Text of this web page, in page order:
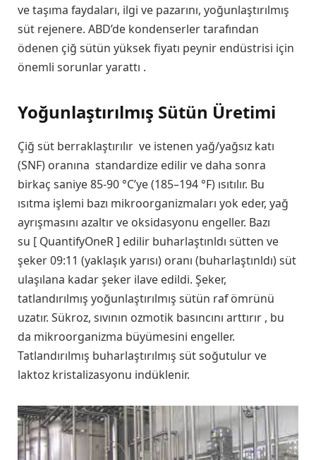
ve taşıma faydaları, ilgi ve pazarını, yoğunlaştırılmış
süt rejenere. ABD’de kondenserler tarafından
ödenen çiğ sütün yüksek fiyatı peynir endüstrisi için
önemli sorunlar yarattı .
Yoğunlaştırılmış Sütün Üretimi
Çiğ süt berraklaştırılır ve istenen yağ/yağsız katı
(SNF) oranına standardize edilir ve daha sonra
birkaç saniye 85-90 °C’ye (185–194 °F) ısıtılır. Bu
ısıtma işlemi bazı mikroorganizmaları yok eder, yağ
ayrışmasını azaltır ve oksidasyonu engeller. Bazı
su [ QuantifyOneR ] edilir buharlaştınldı sütten ve
şeker 09:11 (yaklaşık yarısı) oranı (buharlaştınldı) süt
ulaşılana kadar şeker ilave edildi. Şeker,
tatlandırılmış yoğunlaştırılmış sütün raf ömrünü
uzatır. Sükroz, sıvının ozmotik basıncını arttırır , bu
da mikroorganizma büyümesini engeller.
Tatlandırılmış buharlaştırılmış süt soğutulur ve
laktoz kristalizasyonu indüklenir.